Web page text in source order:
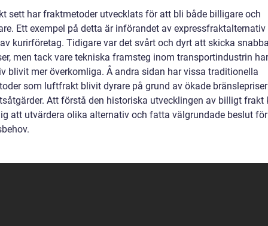
sett har fraktmetoder utvecklats för att bli både billigare och
Ett exempel på detta är införandet av
kurirföretag. Tidigare var det svårt och dyrt att skicka
men tack vare tekniska framsteg inom transportindustrin
blivit mer överkomliga. Å andra sidan har vissa traditionella
som luftfrakt blivit dyrare på grund av ökade
Att förstå den historiska utvecklingen av billigt frakt
att utvärdera olika alternativ och fatta välgrundade beslut